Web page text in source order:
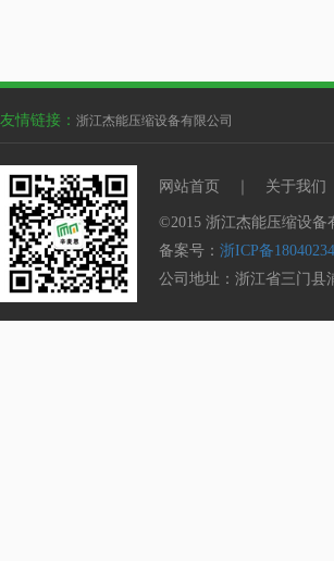
友情链接： 浙江杰能压缩设备有限公司
网站首页 关于我们
©2015 浙江杰能压缩设备
备案号： 浙ICP备
公司地址：浙江省三门县